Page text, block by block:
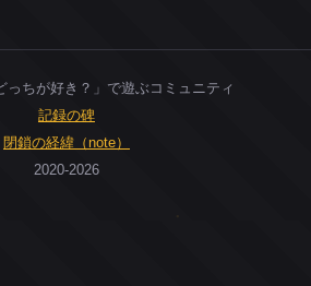
ちが好き？」で遊ぶコミュニティ
記録の碑
閉鎖の経緯（note）
2020-2026